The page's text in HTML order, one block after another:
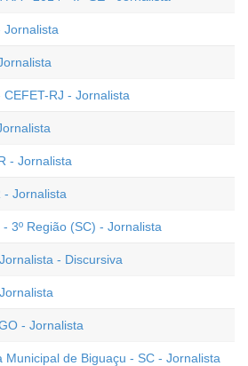
Jornalista
RJ - Jornalista
- Jornalista
- Jornalista
3º Região (SC) - Jornalista
- Discursiva
- Jornalista
Municipal de Biguaçu - SC - Jornalista